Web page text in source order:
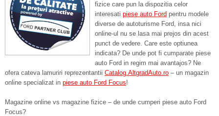
fizice care pun la dispozitia celor
interesati piese auto Ford pentru modele
diverse de autoturisme Ford, insa nici
online-ul nu se lasa mai prejos din acest
punct de vedere. Care este optiunea
indicata? De unde pot fi cumparate piese
auto Ford in regim mai avantajos? Ne
ofera cateva lamuriri reprezentantii Catalog.AltgradAuto.ro – un magazin
online specializat in piese auto Ford Focus!
Magazine online vs magazine fizice – de unde cumperi piese auto Ford
Focus?